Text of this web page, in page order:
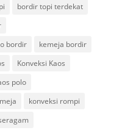
bordir topi terdekat
bordir
kemeja bordir
Konveksi Kaos
polo
konveksi rompi